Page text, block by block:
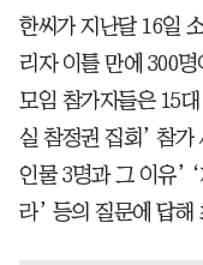
한씨가 지난달 16일
리자 이틀 만에 300
모임 참가자들은 15
실 참정권 집회’ 참가
인물 3명과 그 이유’
라’ 등의 질문에 답해